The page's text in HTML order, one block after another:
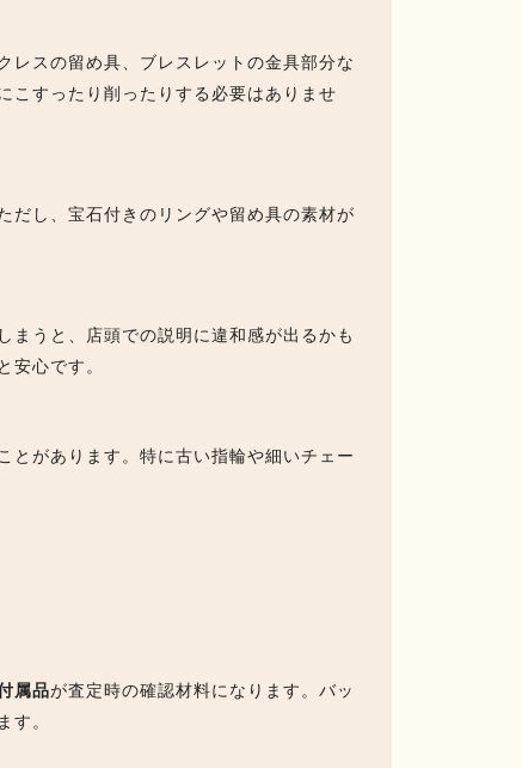
レスの留め具、ブレスレットの金具部分な
こすったり削ったりする必要はありませ
だし、宝石付きのリングや留め具の素材が
まうと、店頭での説明に違和感が出るかも
安心です。
とがあります。特に古い指輪や細いチェー
属品が査定時の確認材料になります。バッ
す。